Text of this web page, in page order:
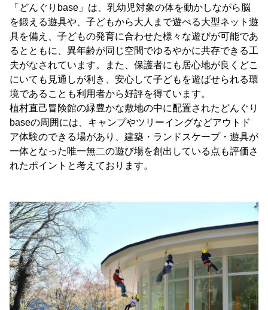
「どんぐりbase」は、乳幼児対象の体を動かしながら脳
を鍛える遊具や、子どもから大人まで遊べる大型ネット遊
具を備え、子どもの発育に合わせた様々な遊びが可能であ
るとともに、異年齢が同じ空間でゆるやかに共存できる工
夫がなされています。また、保護者にも居心地が良くどこ
にいても見通しが利き、安心して子どもを遊ばせられる環
境であることも利用者から好評を得ています。
植村直己冒険館の緑豊かな敷地の中に配置されたどんぐり
baseの周囲には、キャンプやツリーイングなどアウトド
ア体験のできる場があり、建築・ランドスケープ・遊具が
一体となった唯一無二の遊び場を創出している点も評価さ
れたポイントと考えております。